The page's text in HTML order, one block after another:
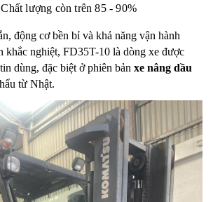
lượng còn trên 85 - 90%
động cơ bền bỉ và khả năng vận hành
khắc nghiệt, FD35T-10 là dòng xe được
dùng, đặc biệt ở phiên bản xe nâng dầu
từ Nhật.